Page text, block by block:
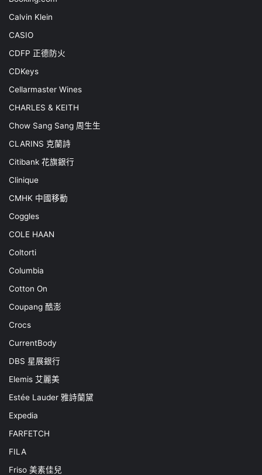
Calvin Klein
CASIO
CDFP 正德防火
CDKeys
Cellarmaster Wines
CHARLES & KEITH
Chow Sang Sang 周生生
CLARINS 克蘭詩
Citibank 花旗銀行
Clinique
CMHK 中國移動
Coggles
COLE HAAN
Coltorti
Columbia
Cotton On
Coupang 酷澎
Crocs
CurrentBody
DBS 星展銀行
Elemis 艾麗美
Estée Lauder 雅詩蘭黛
Expedia
FARFETCH
FILA
Friso 美素佳兒